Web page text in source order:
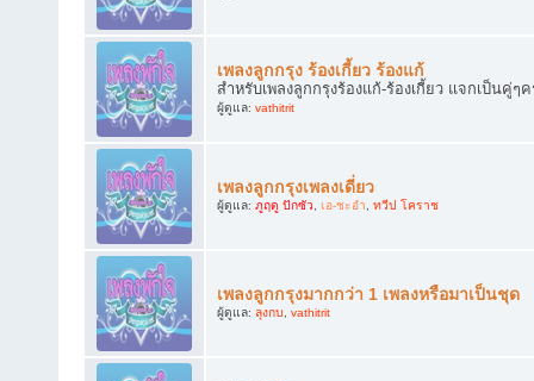
เพลงลูกกรุง ร้องเกี้ยว ร้องแก้
สำหรับเพลงลูกกรุงร้องแก้-ร้องเกี้ยว แจกเป็นคู่ๆ
ผู้ดูแล: vathitrit
เพลงลูกกรุงเพลงเดี่ยว
ผู้ดูแล: ภูฤดู ปักซัว, เอ-ชะอำ, ทวีป โคราช
เพลงลูกกรุงมากกว่า 1 เพลงหรือมาเป็นชุด
ผู้ดูแล: ลุงกบ, vathitrit